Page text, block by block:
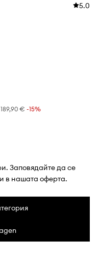
5.0
189,90 € -15%
Заповядайте да се
в нашата оферта.